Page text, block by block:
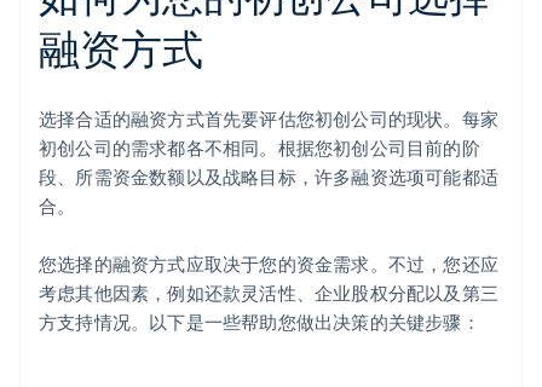
融资方式
选择合适的融资方式首先要评估您初创公司的现状。每家
初创公司的需求都各不相同。根据您初创公司目前的阶
段、所需资金数额以及战略目标，许多融资选项可能都适
合。
您选择的融资方式应取决于您的资金需求。不过，您还应
考虑其他因素，例如还款灵活性、企业股权分配以及第三
方支持情况。以下是一些帮助您做出决策的关键步骤：